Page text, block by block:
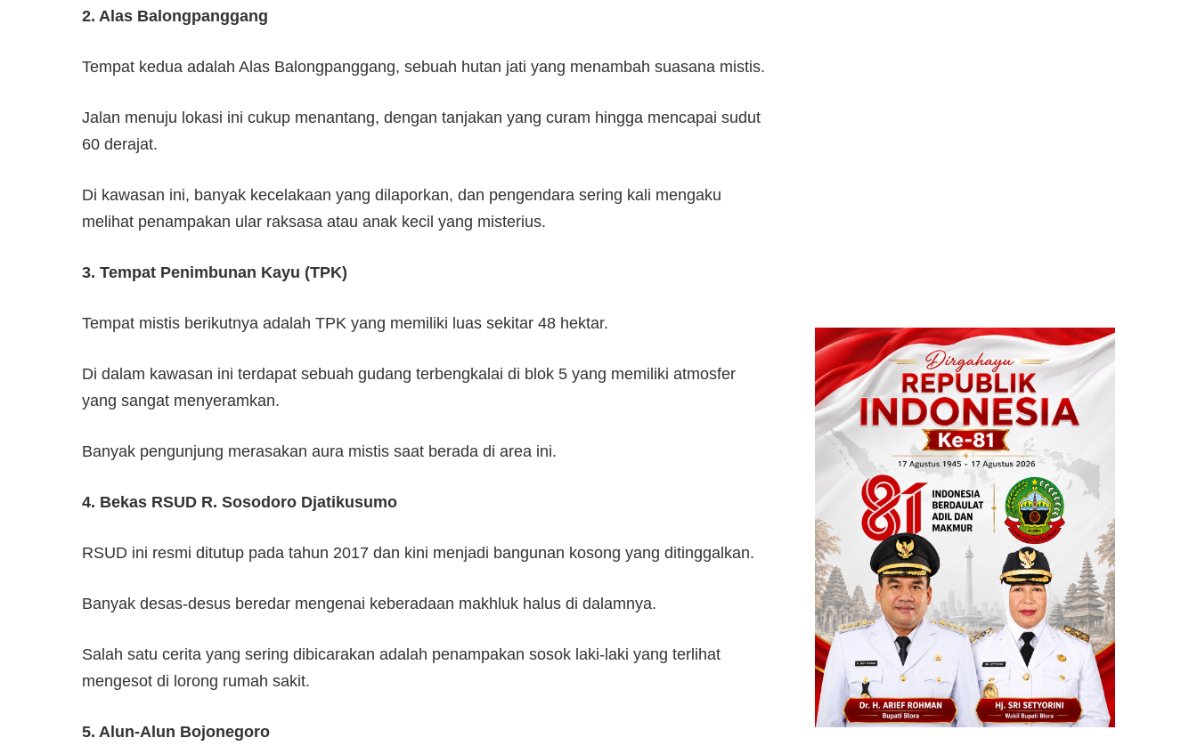
2. Alas Balongpanggang
Tempat kedua adalah Alas Balongpanggang, sebuah hutan jati yang menambah suasana mistis.
Jalan menuju lokasi ini cukup menantang, dengan tanjakan yang curam hingga mencapai sudut
60 derajat.
Di kawasan ini, banyak kecelakaan yang dilaporkan, dan pengendara sering kali mengaku
melihat penampakan ular raksasa atau anak kecil yang misterius.
3. Tempat Penimbunan Kayu (TPK)
Tempat mistis berikutnya adalah TPK yang memiliki luas sekitar 48 hektar.
Di dalam kawasan ini terdapat sebuah gudang terbengkalai di blok 5 yang memiliki atmosfer
yang sangat menyeramkan.
Banyak pengunjung merasakan aura mistis saat berada di area ini.
4. Bekas RSUD R. Sosodoro Djatikusumo
RSUD ini resmi ditutup pada tahun 2017 dan kini menjadi bangunan kosong yang ditinggalkan.
Banyak desas-desus beredar mengenai keberadaan makhluk halus di dalamnya.
Salah satu cerita yang sering dibicarakan adalah penampakan sosok laki-laki yang terlihat
mengesot di lorong rumah sakit.
5. Alun-Alun Bojonegoro